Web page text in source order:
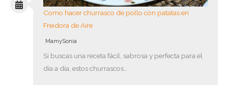
Como hacer churrasco de pollo con patatas en
Freidora de Aire
MamySonia
Si buscas una receta fácil, sabrosa y perfecta para el
día a día, estos churrascos…